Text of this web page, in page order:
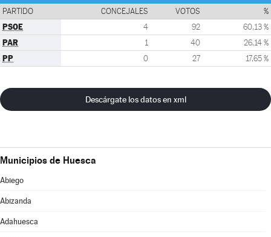
PARTIDO CONCEJALES VOTOS %
PSOE 4 92 60,13 %
PAR 1 40 26,14 %
PP 0 27 17,65 %
Descárgate los datos en xml
Municipios de Huesca
Abiego
Abizanda
Adahuesca